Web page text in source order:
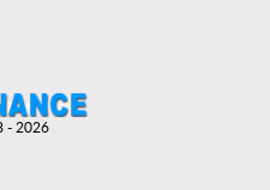
- 2026